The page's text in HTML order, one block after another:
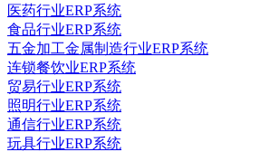
医药行业ERP系统
食品行业ERP系统
五金加工金属制造行业ERP系统
连锁餐饮业ERP系统
贸易行业ERP系统
照明行业ERP系统
通信行业ERP系统
玩具行业ERP系统